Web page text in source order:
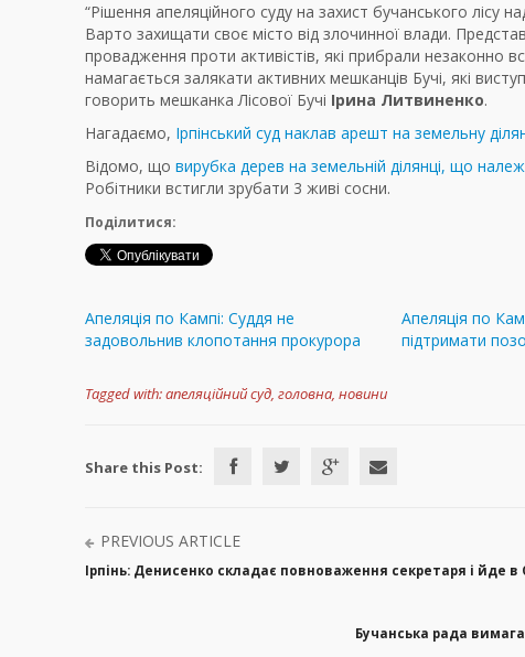
“Рішення апеляційного суду на захист бучанського
Варто захищати своє місто від злочинної влади.
провадження проти активістів, які прибрали
намагається залякати активних мешканців Бучі, які
говорить мешканка Лісової Бучі Ірина Литвиненко.
Нагадаємо, Ірпінський суд наклав арешт на земельну
Відомо, що вирубка дерев на земельній ділянці, що
Робітники встигли зрубати 3 живі сосни.
Поділитися:
Апеляція по Кампі: Суддя не
задовольнив клопотання прокурора
Апеляція по
підтримати
Tagged with:апеляційний суд, головна, новини
Share this Post:
PREVIOUS ARTICLE
Ірпінь: Денисенко складає повноваження секретаря і йде
Бучанська рада